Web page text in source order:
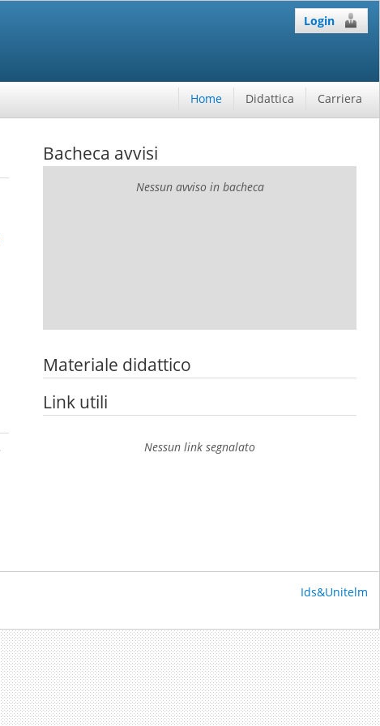
Login
Home Didattica Carriera
Bacheca avvisi
Nessun avviso in bacheca
Materiale didattico
Link utili
Nessun link segnalato
Ids&Unitelm